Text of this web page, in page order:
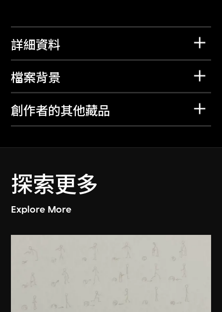
詳細資料
檔案背景
創作者的其他藏品
探索更多
Explore More